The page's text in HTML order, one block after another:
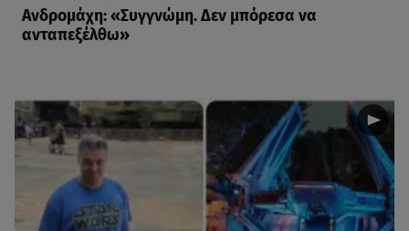
Ανδρομάχη: «Συγγνώμη. Δεν μπόρεσα να
ανταπεξέλθω»